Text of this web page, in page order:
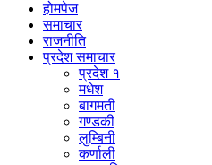
होमपेज
समाचार
राजनीति
प्रदेश समाचार
प्रदेश १
मधेश
बागमती
गण्डकी
लुम्बिनी
कर्णाली